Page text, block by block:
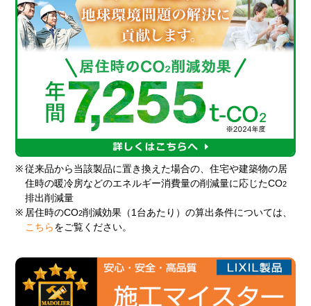
※ 従来品から当該製品に置き換えた場合の、住宅や建築物の居
住時の暖冷房などのエネルギー消費量の削減量に応じたCO2
排出削減量
※ 居住時のCO2削減効果（1台あたり）の算出条件については、
こちら をご覧ください。